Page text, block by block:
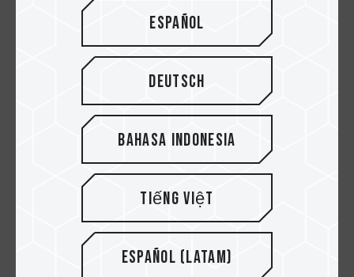
28.APR.2023
¡Ayuda! Una solución para el
sobrecalentamiento de los SSD PCIe Gen5
Español
Deutsch
Bahasa Indonesia
Tiếng Việt
Español (Latam)